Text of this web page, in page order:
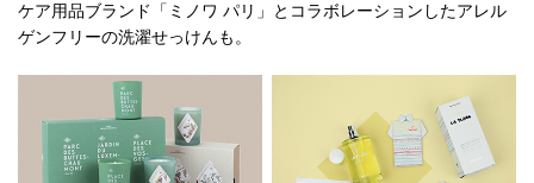
ケア用品ブランド「ミノワ パリ」とコラボレーションしたアレル
ゲンフリーの洗濯せっけんも。